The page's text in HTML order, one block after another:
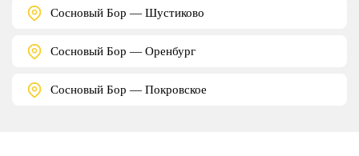
Сосновый Бор — Шустиково
Сосновый Бор — Оренбург
Сосновый Бор — Покровское